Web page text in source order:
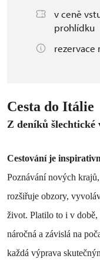
v ceně
prohlídku
rezervace
Cesta do Itálie
Z deníků šlechtické
Cestování je
Poznávání nových
rozšiřuje obzory,
život. Platilo to i v
náročná a závislá na
každá výprava